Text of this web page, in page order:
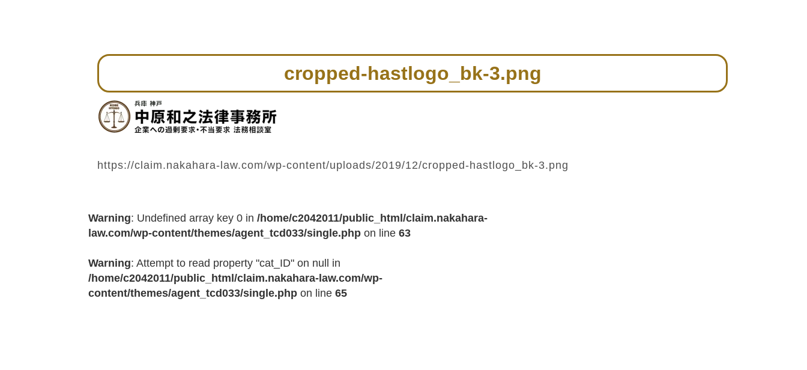
cropped-hastlogo_bk-3.png
https://claim.nakahara-law.com/wp-content/uploads/2019/12/cropped-hastlogo_bk-3.png
Warning: Undefined array key 0 in /home/c2042011/public_html/claim.nakahara-
law.com/wp-content/themes/agent_tcd033/single.php on line 63
Warning: Attempt to read property "cat_ID" on null in
/home/c2042011/public_html/claim.nakahara-law.com/wp-
content/themes/agent_tcd033/single.php on line 65